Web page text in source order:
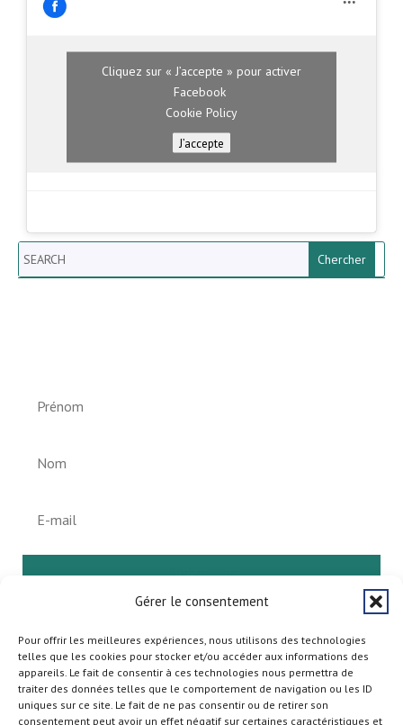
Gérer le consentement
Pour offrir les meilleures expériences, nous utilisons des technologies
telles que les cookies pour stocker et/ou accéder aux informations des
appareils. Le fait de consentir à ces technologies nous permettra de
traiter des données telles que le comportement de navigation ou les ID
uniques sur ce site. Le fait de ne pas consentir ou de retirer son
consentement peut avoir un effet négatif sur certaines caractéristiques et
Cliquez sur « J’accepte » pour activer
Facebook
Cookie Policy
J’accepte
Search
S'abonner